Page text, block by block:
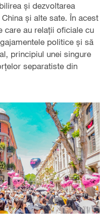
și dezvoltarea
și alte sate. În acest
care au relații oficiale cu
politice și să
principiul unei singure
separatiste din